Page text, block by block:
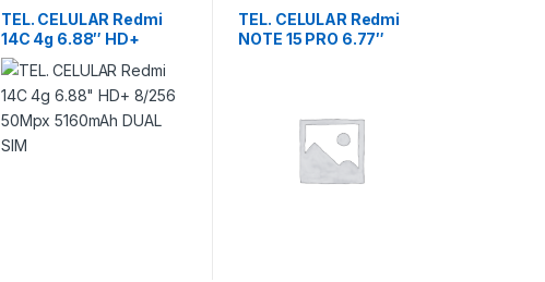
TEL. CELULAR Redmi
14C 4g 6.88″ HD+
8/256 50Mpx 5160mAh
DUAL SIM
TEL. CELULAR Redmi
NOTE 15 PRO 6.77″